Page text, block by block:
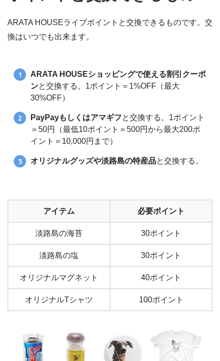
ARATA HOUSEライブポイントと交換できるものです。交
換はいつでも出来ます。
ARATA HOUSEショッピングで使える割引クーポ
ンと交換する。1ポイント＝1%OFF（最大
30%OFF）
PayPayもしくはアマギフと交換する。1ポイント
＝50円（最低10ポイント＝500円から最大200ポ
イント＝10,000円まで）
オリジナルグッズや淡路島の特産品と交換する。
アイテム 必要ポイント
淡路島の海苔 30ポイント
淡路島の塩 30ポイント
オリジナルマグネット 40ポイント
オリジナルTシャツ 100ポイント